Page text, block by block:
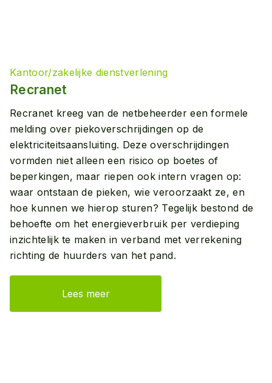
Kantoor/zakelijke dienstverlening
Recranet
Recranet kreeg van de netbeheerder een formele
melding over piekoverschrijdingen op de
elektriciteitsaansluiting. Deze overschrijdingen
vormden niet alleen een risico op boetes of
beperkingen, maar riepen ook intern vragen op:
waar ontstaan de pieken, wie veroorzaakt ze, en
hoe kunnen we hierop sturen? Tegelijk bestond de
behoefte om het energieverbruik per verdieping
inzichtelijk te maken in verband met verrekening
richting de huurders van het pand.
Lees meer